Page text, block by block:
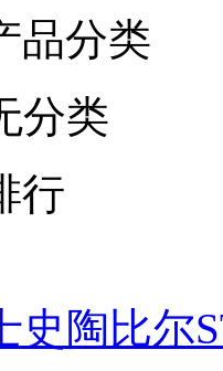
品分类
分类
行
史陶比尔